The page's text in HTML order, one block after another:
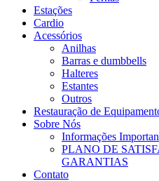
Estações
Cardio
Acessórios
Anilhas
Barras e dumbbells
Halteres
Estantes
Outros
Restauração de
Sobre Nós
Informações
PLANO DE
GARANTIAS
Contato